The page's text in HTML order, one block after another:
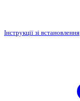
Інструкції зі встановлення